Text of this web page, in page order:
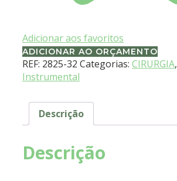
Adicionar aos favoritos
ADICIONAR AO ORÇAMENTO
REF: 2825-32 Categorias: CIRURGIA,
Instrumental
Descrição
Descrição